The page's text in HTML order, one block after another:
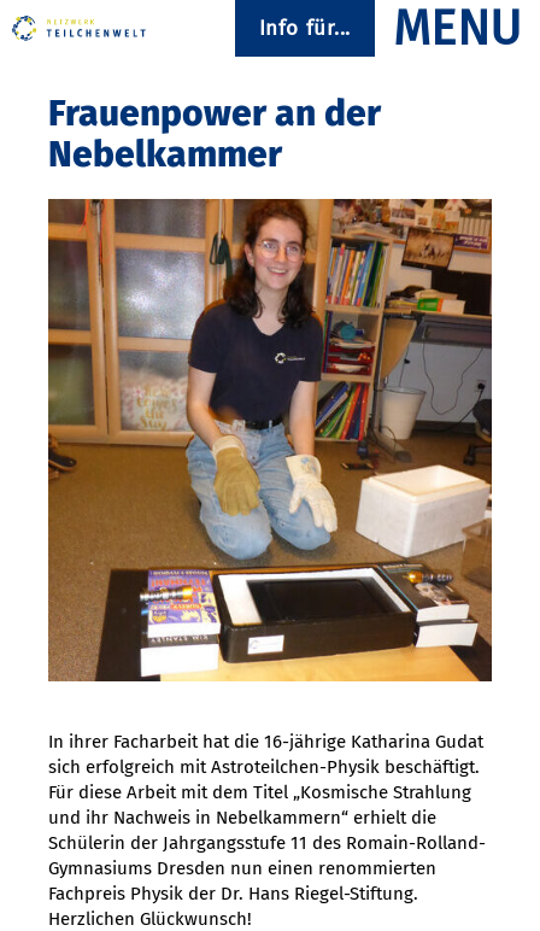
Info für...
Frauenpower an der
Nebelkammer
In ihrer Facharbeit hat die 16-jährige Katharina Gudat
sich erfolgreich mit Astroteilchen-Physik beschäftigt.
Für diese Arbeit mit dem Titel „Kosmische Strahlung
und ihr Nachweis in Nebelkammern“ erhielt die
Schülerin der Jahrgangsstufe 11 des Romain-Rolland-
Gymnasiums Dresden nun einen renommierten
Fachpreis Physik der Dr. Hans Riegel-Stiftung.
Herzlichen Glückwunsch!